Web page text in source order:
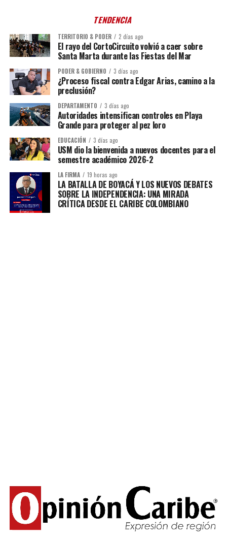
TENDENCIA
TERRITORIO & PODER 2 días ago
El rayo del CortoCircuito volvió a caer sobre
Santa Marta durante las Fiestas del Mar
PODER & GOBIERNO 3 días ago
¿Proceso fiscal contra Edgar Arias, camino a la
preclusión?
DEPARTAMENTO 3 días ago
Autoridades intensifican controles en Playa
Grande para proteger al pez loro
EDUCACIÓN 3 días ago
USM dio la bienvenida a nuevos docentes para el
semestre académico 2026-2
LA FIRMA 19 horas ago
LA BATALLA DE BOYACÁ Y LOS NUEVOS DEBATES
SOBRE LA INDEPENDENCIA: UNA MIRADA
CRÍTICA DESDE EL CARIBE COLOMBIANO